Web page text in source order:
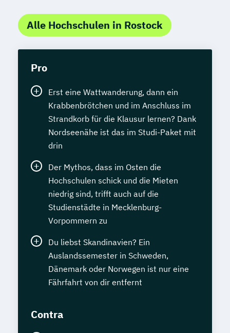
Alle Hochschulen in Rostock
Pro
Erst eine Wattwanderung, dann ein
Krabbenbrötchen und im Anschluss im
Strandkorb für die Klausur lernen? Dank
Nordseenähe ist das im Studi-Paket mit
drin
Der Mythos, dass im Osten die
Hochschulen schick und die Mieten
niedrig sind, trifft auch auf die
Studienstädte in Mecklenburg-
Vorpommern zu
Du liebst Skandinavien? Ein
Auslandssemester in Schweden,
Dänemark oder Norwegen ist nur eine
Fährfahrt von dir entfernt
Contra